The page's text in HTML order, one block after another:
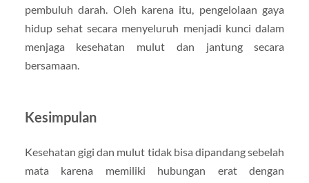
pembuluh darah. Oleh karena itu, pengelolaan gaya
hidup sehat secara menyeluruh menjadi kunci dalam
menjaga kesehatan mulut dan jantung secara
bersamaan.
Kesimpulan
Kesehatan gigi dan mulut tidak bisa dipandang sebelah
mata karena memiliki hubungan erat dengan